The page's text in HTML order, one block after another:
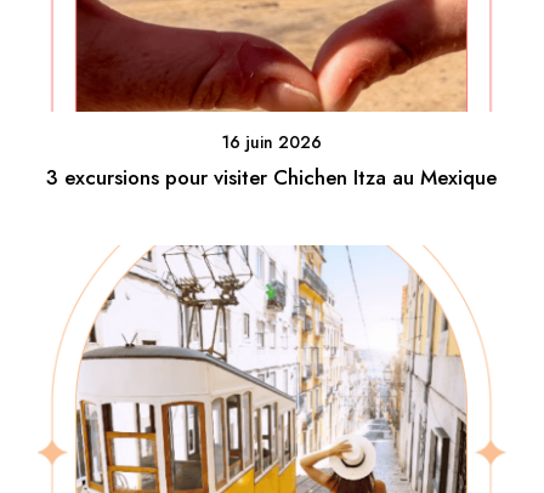
16 juin 2026
3 excursions pour visiter Chichen Itza au Mexique